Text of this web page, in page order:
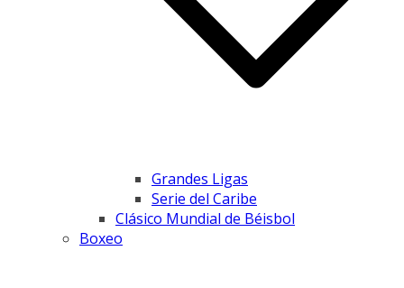
Grandes Ligas
Serie del Caribe
Clásico Mundial de Béisbol
Boxeo